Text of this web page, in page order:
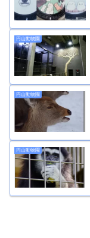
円山動物園
円山動物園
円山動物園